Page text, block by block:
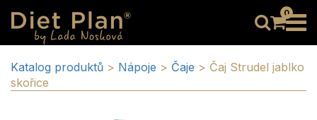
0
Katalog produktů > Nápoje > Čaje > Čaj Strudel jablko
skořice